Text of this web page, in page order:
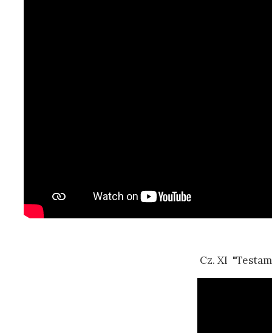
Cz. XI